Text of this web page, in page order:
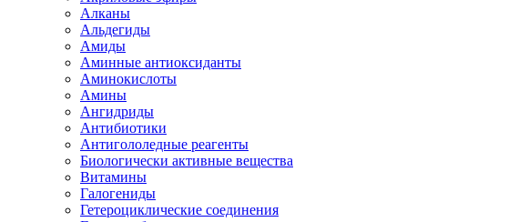
Алканы
Альдегиды
Амиды
Аминные антиоксиданты
Аминокислоты
Амины
Ангидриды
Антибиотики
Антигололедные реагенты
Биологически активные вещества
Витамины
Галогениды
Гетероциклические соединения